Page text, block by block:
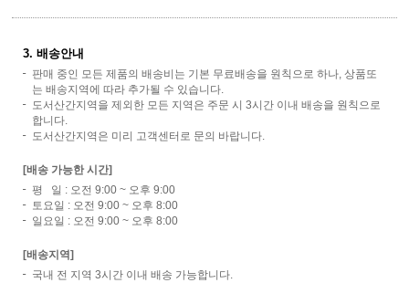
3. 배송안내
판매 중인 모든 제품의 배송비는 기본 무료배송을 원칙으로 하나, 상품또
는 배송지역에 따라 추가될 수 있습니다.
도서산간지역을 제외한 모든 지역은 주문 시 3시간 이내 배송을 원칙으로
합니다.
도서산간지역은 미리 고객센터로 문의 바랍니다.
[배송 가능한 시간]
평 일 : 오전 9:00 ~ 오후 9:00
토요일 : 오전 9:00 ~ 오후 8:00
일요일 : 오전 9:00 ~ 오후 8:00
[배송지역]
국내 전 지역 3시간 이내 배송 가능합니다.